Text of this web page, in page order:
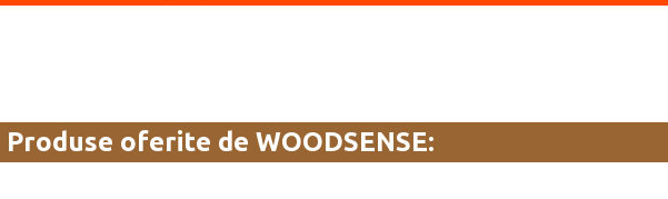
Produse oferite de WOODSENSE: